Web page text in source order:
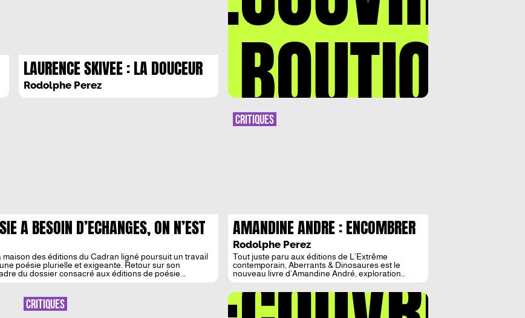
LAURENCE SKIVEE : LA DOUCEUR
RETROUVEE
Rodolphe Perez LA BOUTIQUE
A BESOIN D’ECHANGES, ON N’EST
»
des éditions du Cadran ligné poursuit un travail
poésie plurielle et exigeante. Retour sur son
du dossier consacré aux éditions de poésie.
AMANDINE ANDRE : ENCOMBRER
LE REEL
Rodolphe Perez
Tout juste paru aux éditions de L’Extrême
contemporain, Aberrants & Dinosaures est le
nouveau livre d’Amandine André, exploration
danger, danse électrique des aberrations pour
réel à vide – « une entourloupe contre l’apocalypse
du moment ». Récit de l’enfance qui déplace dans
l’aberration la recherche de l’expérience, ce très
CRITIQUES
CRITIQUES